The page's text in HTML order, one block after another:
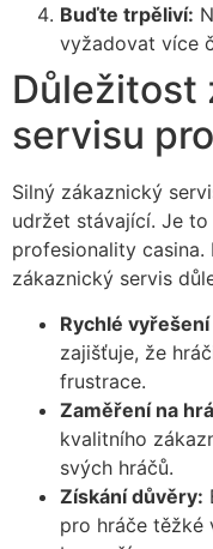
Buďte trpěliví:
vyžadovat více
Důležitost
servisu
Silný zákaznický
udržet stávající. Je
profesionality
zákaznický servis
Rychlé
zajišťuje, že
frustrace.
Zaměření na
kvalitního
svých hráčů.
Získání důvěry:
pro hráče těžké